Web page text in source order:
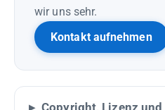
wir uns sehr.
Kontakt aufnehmen
Copyright, Lizenz